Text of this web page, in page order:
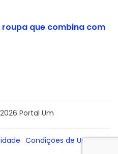
roupa que combina com
Portal Um
Condições de Uso